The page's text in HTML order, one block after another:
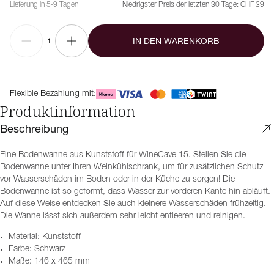
Lieferung in 5-9 Tagen
Niedrigster Preis der letzten 30 Tage: CHF 39
1 IN DEN WARENKORB
Flexible Bezahlung mit:
Produktinformation
Beschreibung
Eine Bodenwanne aus Kunststoff für WineCave 15. Stellen Sie die
Bodenwanne unter Ihren Weinkühlschrank, um für zusätzlichen Schutz
vor Wasserschäden im Boden oder in der Küche zu sorgen! Die
Bodenwanne ist so geformt, dass Wasser zur vorderen Kante hin abläuft.
Auf diese Weise entdecken Sie auch kleinere Wasserschäden frühzeitig.
Die Wanne lässt sich außerdem sehr leicht entleeren und reinigen.
Material: Kunststoff
Farbe: Schwarz
Maße: 146 x 465 mm